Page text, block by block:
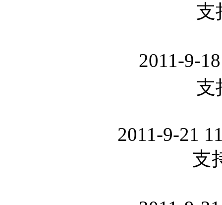
支
2011-9-
支
2011-9-21
支